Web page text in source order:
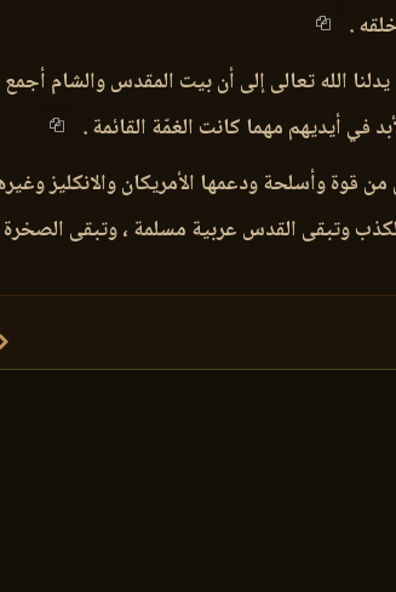
.
يدلنا الله تعالى إلى أن بيت المقدس
في أيديهم مهما كانت الغمّة القائمة .
قوة وأسلحة ودعمها الأمريكان والانكليز
وتبقى القدس عربية مسلمة ، وتبقى